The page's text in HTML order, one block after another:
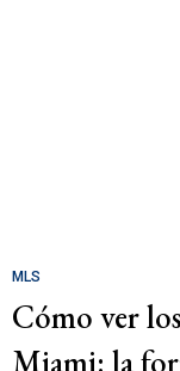
MLS
Cómo ver
Miami: la